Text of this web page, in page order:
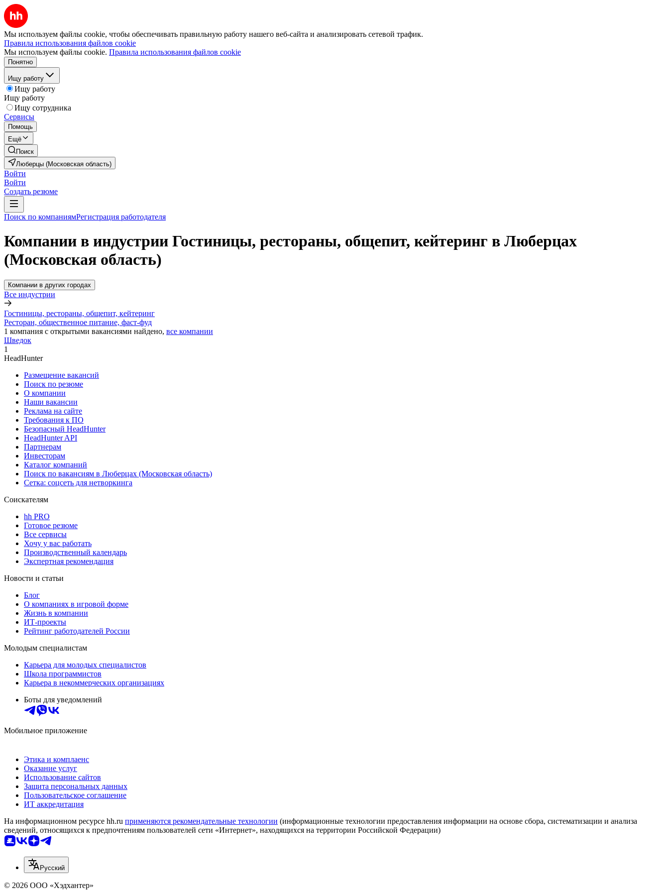
Мы используем файлы cookie, чтобы обеспечивать правильную работу нашего веб-сайта и анализировать сетевой трафик.
Правила использования файлов cookie
Мы используем файлы cookie. Правила использования файлов cookie
Понятно
Ищу работу
Ищу работу
Ищу работу
Ищу сотрудника
Сервисы
Помощь
Ещё
Поиск
Люберцы (Московская область)
Войти
Войти
Создать резюме
Поиск по компаниямРегистрация работодателя
Компании в индустрии Гостиницы, рестораны, общепит, кейтеринг в Люберцах
(Московская область)
Компании в других городах
Все индустрии
Гостиницы, рестораны, общепит, кейтеринг
Ресторан, общественное питание, фаст-фуд
1 компания с открытыми вакансиями найдено, все компании
Шведок
1
HeadHunter
Размещение вакансий
Поиск по резюме
О компании
Наши вакансии
Реклама на сайте
Требования к ПО
Безопасный HeadHunter
HeadHunter API
Партнерам
Инвесторам
Каталог компаний
Поиск по вакансиям в Люберцах (Московская область)
Сетка: соцсеть для нетворкинга
Соискателям
hh PRO
Готовое резюме
Все сервисы
Хочу у вас работать
Производственный календарь
Экспертная рекомендация
Новости и статьи
Блог
О компаниях в игровой форме
Жизнь в компании
ИТ-проекты
Рейтинг работодателей России
Молодым специалистам
Карьера для молодых специалистов
Школа программистов
Карьера в некоммерческих организациях
Боты для уведомлений
Мобильное приложение
Этика и комплаенс
Оказание услуг
Использование сайтов
Защита персональных данных
Пользовательское соглашение
ИТ аккредитация
На информационном ресурсе hh.ru применяются рекомендательные технологии (информационные технологии предоставления информации на основе сбора, систематизации и анализа
сведений, относящихся к предпочтениям пользователей сети «Интернет», находящихся на территории Российской Федерации)
Русский
© 2026 ООО «Хэдхантер»